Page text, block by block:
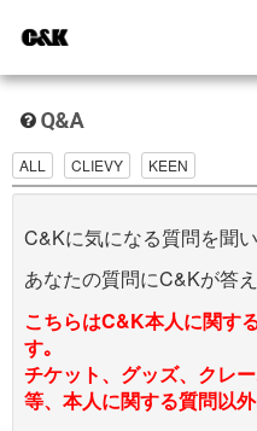
ALL CLIEVY KEEN
C&Kに気になる質問を聞
あなたの質問にC&Kが答
こちらはC&K本人に関す
す｡
チケット、グッズ、クレ
等、本人に関する質問以